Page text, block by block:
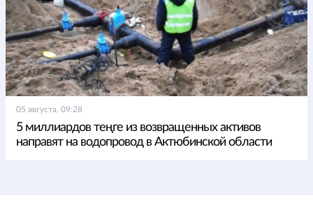
05 августа, 09:28
5 миллиардов теңге из возвращенных активов
направят на водопровод в Актюбинской области